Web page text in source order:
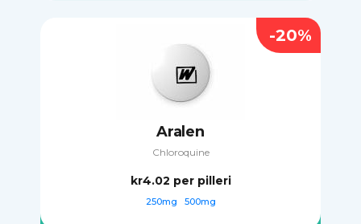
Aralen
Chloroquine
kr4.02 per pilleri
250mg 500mg
-20%